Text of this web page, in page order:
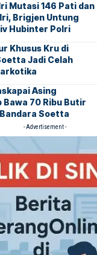
Mutasi 146 Pati dan
Brigjen Untung
Hubinter Polri
Khusus Kru di
Jadi Celah
Asing
Bawa 70 Ribu Butir
Soetta
- Advertisement -